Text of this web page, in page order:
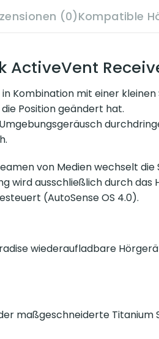
(0)Kompatible
ActiveVent
mit einer
Position geändert hat.
von Medien wechselt
wird ausschließlich durch
(AutoSense OS 4.0).
wiederaufladbare
maßgeschneiderte Titanium